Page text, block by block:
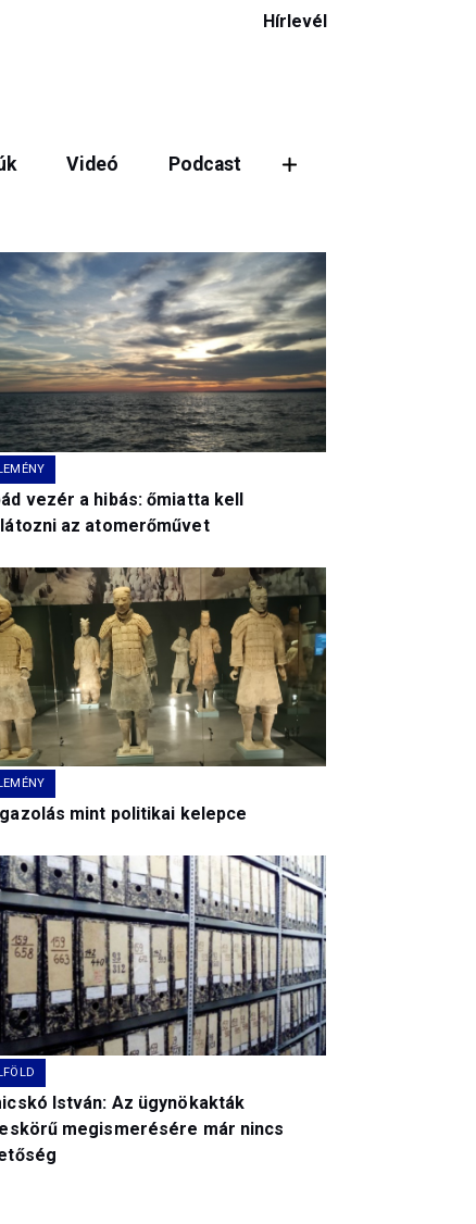
Hírlevél
Videó Podcast
vezér a hibás: őmiatta kell
az atomerőművet
mint politikai kelepce
István: Az ügynökakták
megismerésére már nincs